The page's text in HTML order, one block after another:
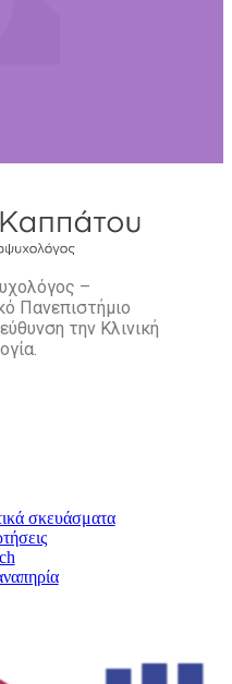
–
Πανεπιστήμιο
την Kλινική
σκευάσματα